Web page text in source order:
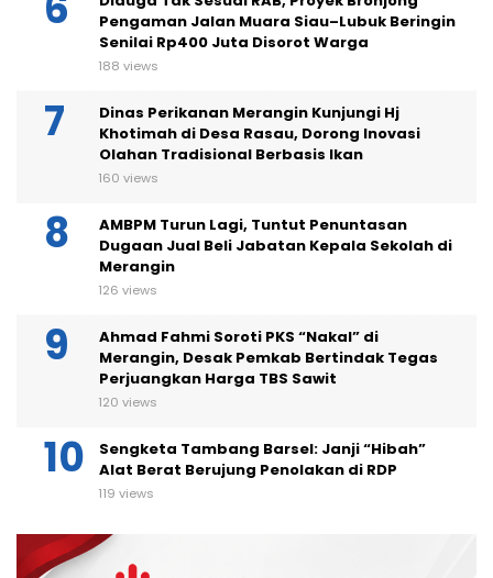
Pengaman Jalan Muara Siau–Lubuk Beringin
Senilai Rp400 Juta Disorot Warga
188 views
Dinas Perikanan Merangin Kunjungi Hj
Khotimah di Desa Rasau, Dorong Inovasi
Olahan Tradisional Berbasis Ikan
160 views
AMBPM Turun Lagi, Tuntut Penuntasan
Dugaan Jual Beli Jabatan Kepala Sekolah di
Merangin
126 views
Ahmad Fahmi Soroti PKS “Nakal” di
Merangin, Desak Pemkab Bertindak Tegas
Perjuangkan Harga TBS Sawit
120 views
Sengketa Tambang Barsel: Janji “Hibah”
Alat Berat Berujung Penolakan di RDP
119 views